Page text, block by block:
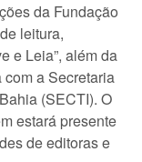
da Fundação
leitura,
e Leia”, além da
a Secretaria
(SECTI). O
estará presente
de editoras e